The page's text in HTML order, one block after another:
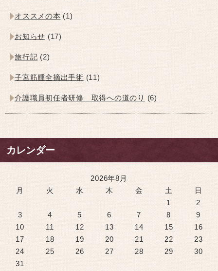
オススメの本 (1)
お知らせ (17)
旅行記 (2)
子宮筋腫全摘出手術 (11)
介護職員初任者研修 取得への道のり (6)
カレンダー
2026年8月
月
火 水 木 金 土 日
1
2
3
4 5 6 7 8
9
10
11 12 13 14 15
16
17
18 19 20 21 22
23
24
25 26 27 28 29
30
31